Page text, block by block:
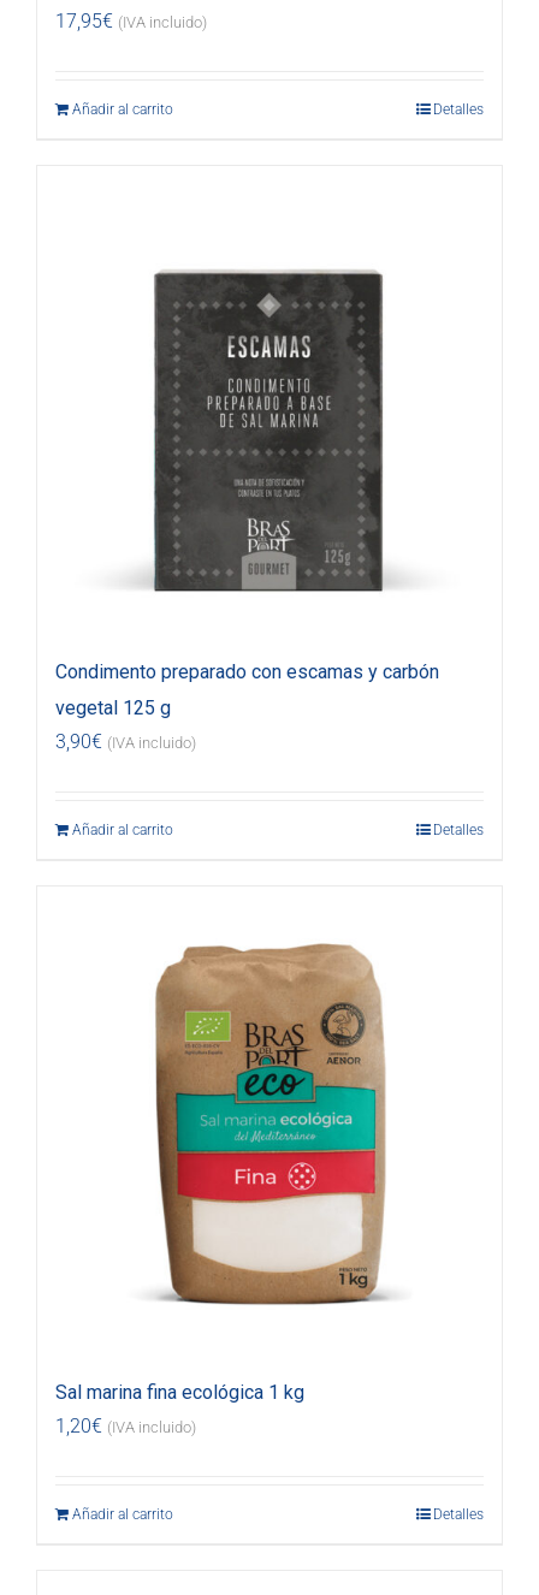
17,95€ (IVA incluido)
Añadir al carrito Detalles
Condimento preparado con escamas y carbón
vegetal 125 g
3,90€ (IVA incluido)
Añadir al carrito Detalles
Sal marina fina ecológica 1 kg
1,20€ (IVA incluido)
Añadir al carrito Detalles